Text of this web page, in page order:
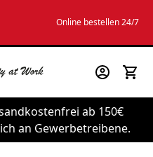
Online bestellen 24/7
ab 150€
an Gewerbetreibene.